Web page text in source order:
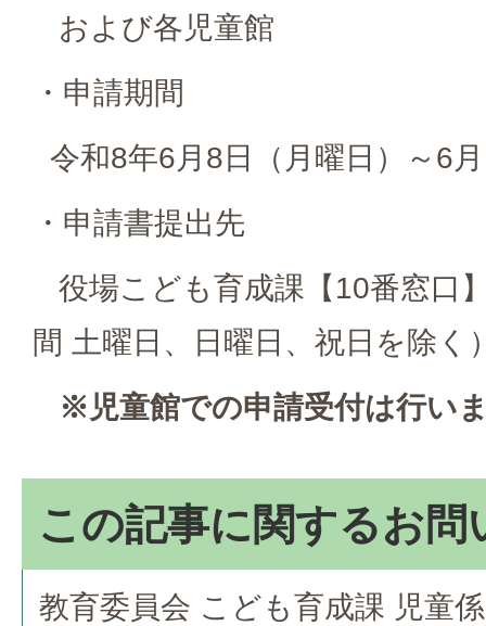
および各児童館
・申請期間
令和8年6月8日（月曜日）～6
・申請書提出先
役場こども育成課【10番窓口
間 土曜日、日曜日、祝日を除く
※児童館での申請受付は行い
この記事に関するお問
教育委員会 こども育成課 児童係